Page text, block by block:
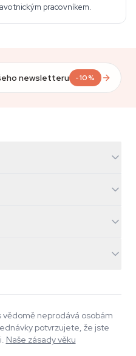
pracovníkem.
newsletteru -10%
vědomě neprodává osobám
potvrzujete, že jste
Naše zásady věku